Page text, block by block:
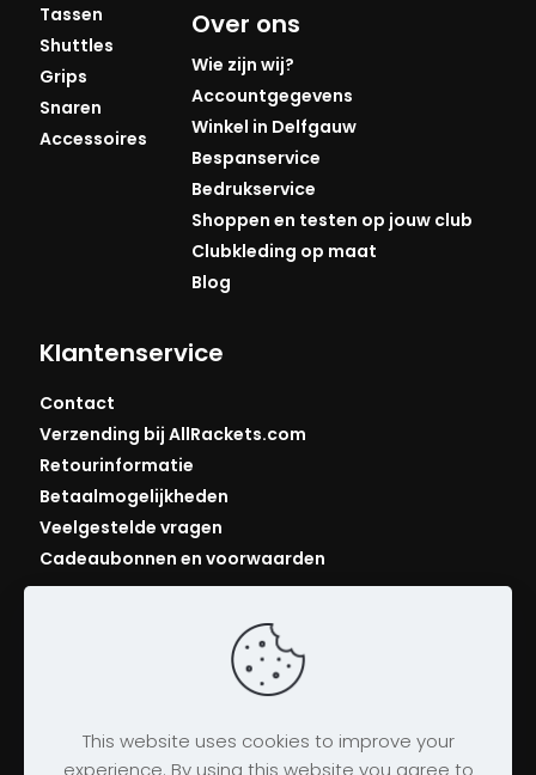
Tassen
Shuttles
Grips
Snaren
Accessoires
Over ons
Wie zijn wij?
Accountgegevens
Winkel in Delfgauw
Bespanservice
Bedrukservice
Shoppen en testen op jouw club
Clubkleding op maat
Blog
Klantenservice
Contact
Verzending bij AllRackets.com
Retourinformatie
Betaalmogelijkheden
Veelgestelde vragen
Cadeaubonnen en voorwaarden
This website uses cookies to improve your
experience. By using this website you agree to